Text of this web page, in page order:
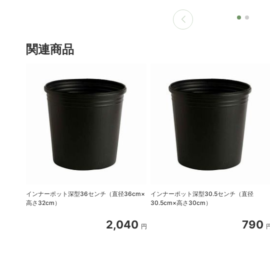
関連商品
インナーポット深型36センチ（直径36cm×
高さ32cm）
2,040 円
インナーポット深型30.5センチ（直径
30.5cm×高さ30cm）
790